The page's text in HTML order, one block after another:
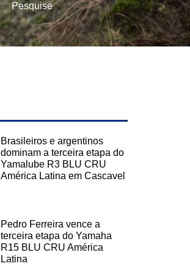
Brasileiros e argentinos
dominam a terceira etapa do
Yamalube R3 BLU CRU
América Latina em Cascavel
Pedro Ferreira vence a
terceira etapa do Yamaha
R15 BLU CRU América
Latina